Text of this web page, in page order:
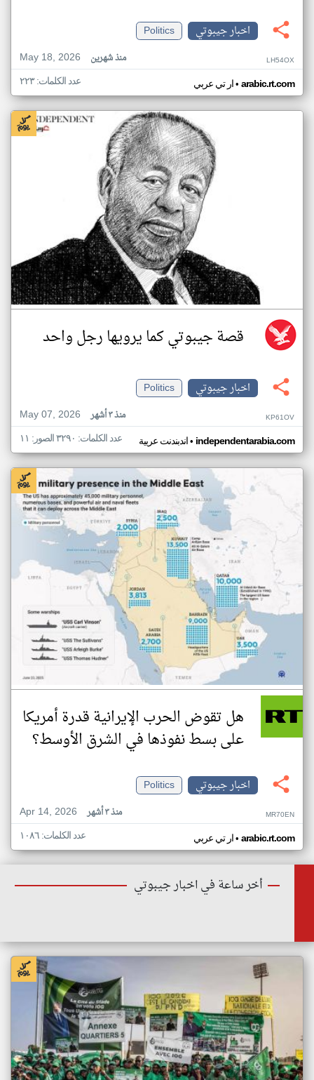
اخبار جيبوتي
Politics
May 18, 2026
منذ شهرين LH54OX
ار تي عربي• arabic.rt.com عدد الكلمات: ٢٢٣
قصة جيبوتي كما يرويها رجل واحد
اخبار جيبوتي
Politics
May 07, 2026
منذ ٣ أشهر KP61OV
اندبندنت عربية• independentarabia.com عدد الكلمات: ٣٢٩٠ الصور: ١١
هل تقوض الحرب الإيرانية قدرة أمريكا
على بسط نفوذها في الشرق الأوسط؟
اخبار جيبوتي
Politics
Apr 14, 2026
منذ ٣ أشهر MR70EN
ار تي عربي• arabic.rt.com عدد الكلمات: ١٠٨٦
أخر ساعة في اخبار جيبوتي